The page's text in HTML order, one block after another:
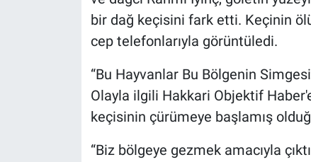
bir dağ keçisini fark etti. Keçinin
cep telefonlarıyla görüntüledi.
“Bu Hayvanlar Bu Bölgenin
Olayla ilgili Hakkari Objektif
keçisinin çürümeye başlamış
“Biz bölgeye gezmek amacıyla